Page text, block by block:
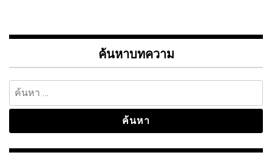
ค้นหาบทความ
ค้นหา
สำหรับ: